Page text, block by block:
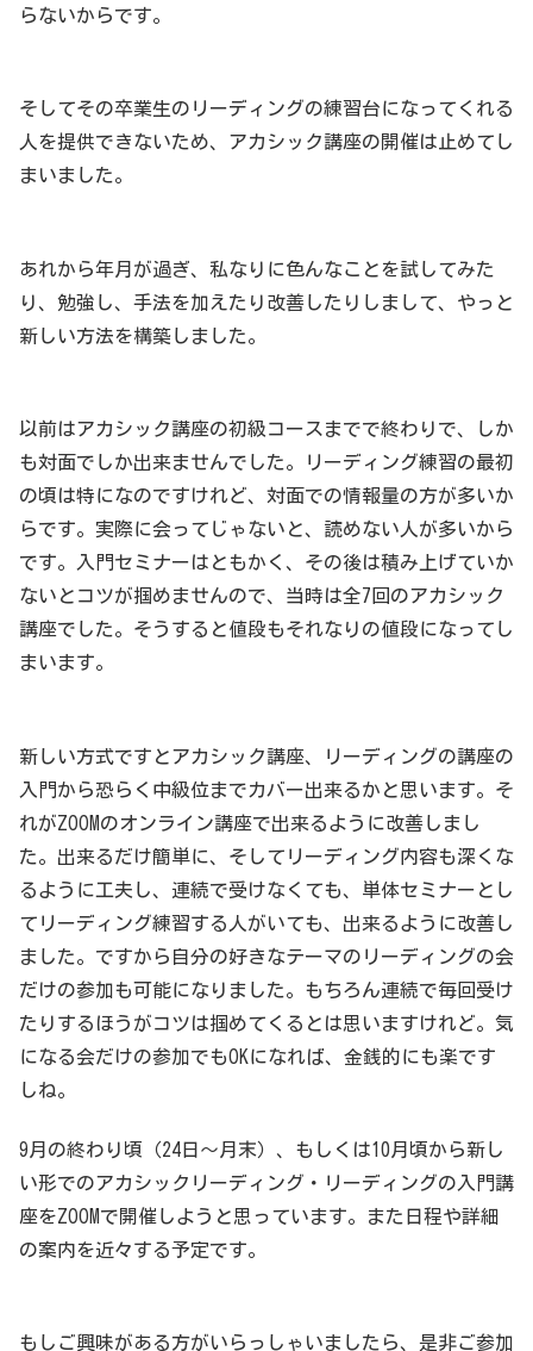
らないからです。
そしてその卒業生のリーディングの練習台になってくれる
人を提供できないため、アカシック講座の開催は止めてし
まいました。
あれから年月が過ぎ、私なりに色んなことを試してみた
り、勉強し、手法を加えたり改善したりしまして、やっと
新しい方法を構築しました。
以前はアカシック講座の初級コースまでで終わりで、しか
も対面でしか出来ませんでした。リーディング練習の最初
の頃は特になのですけれど、対面での情報量の方が多いか
らです。実際に会ってじゃないと、読めない人が多いから
です。入門セミナーはともかく、その後は積み上げていか
ないとコツが掴めませんので、当時は全7回のアカシック
講座でした。そうすると値段もそれなりの値段になってし
まいます。
新しい方式ですとアカシック講座、リーディングの講座の
入門から恐らく中級位までカバー出来るかと思います。そ
れがZOOMのオンライン講座で出来るように改善しまし
た。出来るだけ簡単に、そしてリーディング内容も深くな
るように工夫し、連続で受けなくても、単体セミナーとし
てリーディング練習する人がいても、出来るように改善し
ました。ですから自分の好きなテーマのリーディングの会
だけの参加も可能になりました。もちろん連続で毎回受け
たりするほうがコツは掴めてくるとは思いますけれど。気
になる会だけの参加でもOKになれば、金銭的にも楽です
しね。
9月の終わり頃（24日～月末）、もしくは10月頃から新し
い形でのアカシックリーディング・リーディングの入門講
座をZOOMで開催しようと思っています。また日程や詳細
の案内を近々する予定です。
もしご興味がある方がいらっしゃいましたら、是非ご参加